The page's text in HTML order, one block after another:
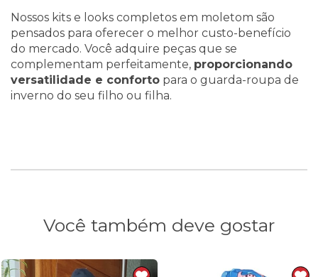
Nossos kits e looks completos em moletom são
pensados para oferecer o melhor custo-benefício
do mercado. Você adquire peças que se
complementam perfeitamente, proporcionando
versatilidade e conforto para o guarda-roupa de
inverno do seu filho ou filha.
Você também deve gostar